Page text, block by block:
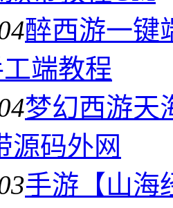
醉西游一键
端教程
梦幻西游天
源码外网
手游【山海